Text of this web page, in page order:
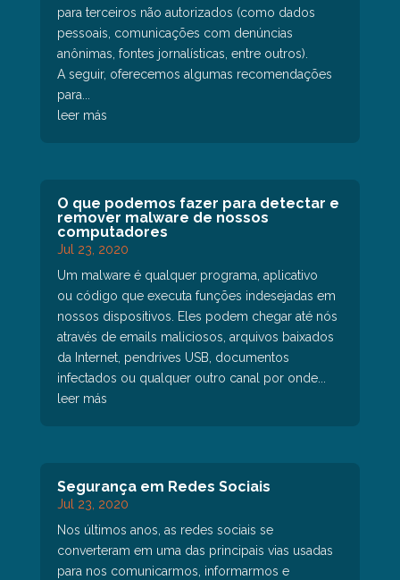
para terceiros não autorizados (como dados
pessoais, comunicações com denúncias
anônimas, fontes jornalísticas, entre outros).
A seguir, oferecemos algumas recomendações
para...
leer más
O que podemos fazer para detectar e
remover malware de nossos
computadores
Jul 23, 2020
Um malware é qualquer programa, aplicativo
ou código que executa funções indesejadas em
nossos dispositivos. Eles podem chegar até nós
através de emails maliciosos, arquivos baixados
da Internet, pendrives USB, documentos
infectados ou qualquer outro canal por onde...
leer más
Segurança em Redes Sociais
Jul 23, 2020
Nos últimos anos, as redes sociais se
converteram em uma das principais vias usadas
para nos comunicarmos, informarmos e